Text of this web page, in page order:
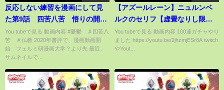
反応しない練習を漫画にして見
た第9話 四苦八苦 悟りの開き
方は地味
You tubeで見る 動画内容 #憂鬱 ＃四苦八
苦 ＃仏教 2020年書評で、漫画動画開
始 フェルミ研漫画大学？より先 最近、
サムネイルで...
【アズールレーン】ニュルンベ
ルクのセリフ【虚畳なりし限
象】
You tubeで見る 動画内容 100連ガチャやり
ました https://youtu.be/2jhzmjESr8A twitch
やYout...